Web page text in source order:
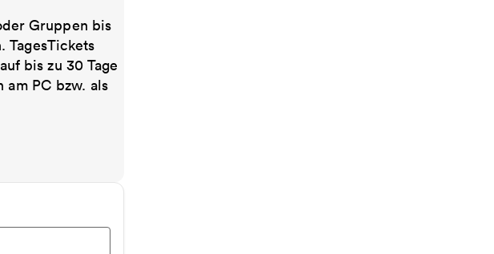
Gruppen bis
TagesTickets
bis zu 30 Tage
am PC bzw. als